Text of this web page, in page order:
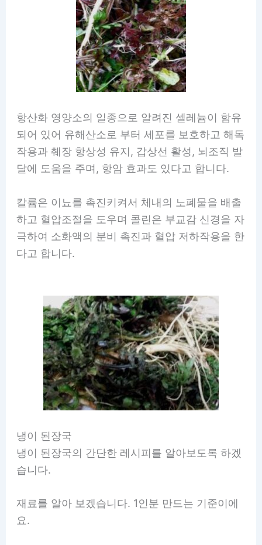
항산화 영양소의 일종으로 알려진 셀레늄이 함유
되어 있어 유해산소로 부터 세포를 보호하고 해독
작용과 췌장 항상성 유지, 갑상선 활성, 뇌조직 발
달에 도움을 주며, 항암 효과도 있다고 합니다.
칼륨은 이뇨를 촉진키켜서 체내의 노폐물을 배출
하고 혈압조절을 도우며 콜린은 부교감 신경을 자
극하여 소화액의 분비 촉진과 혈압 저하작용을 한
다고 합니다.
냉이 된장국
냉이 된장국의 간단한 레시피를 알아보도록 하겠
습니다.
재료를 알아 보겠습니다. 1인분 만드는 기준이에
요.